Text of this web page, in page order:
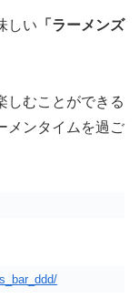
しい 「ラーメンズ
しむことができる
メンタイムを過ご